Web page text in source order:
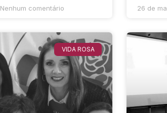
Nenhum comentário 26 de
VIDA ROSA